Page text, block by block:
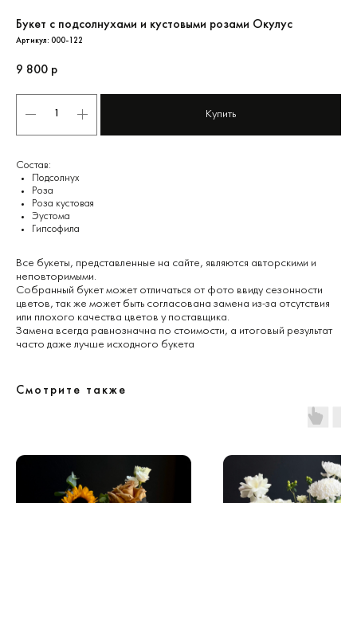
Букет с подсолнухами и кустовыми розами Окулус
Артикул: 000-122
9 800 р
Купить
Состав:
Подсолнух
Роза
Роза кустовая
Эустома
Гипсофила
Все букеты, представленные на сайте, являются авторскими и
неповторимыми.
Собранный букет может отличаться от фото ввиду сезонности
цветов, так же может быть согласована замена из-за отсутствия
или плохого качества цветов у поставщика.
Замена всегда равнозначна по стоимости, а итоговый результат
часто даже лучше исходного букета
Смотрите также